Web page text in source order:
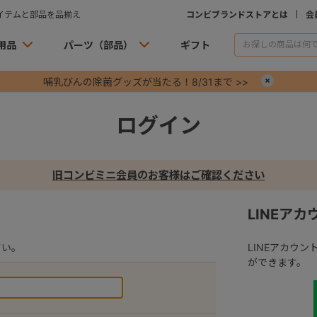
ムと部品を品揃え コンビブランドストアとは 会
品 パーツ（部品） ギフト
哺乳びんの除菌グッズが当たる！8/31まで >>
ログイン
旧コンビミニ会員のお客様はご確認ください
。
LINEアカ
LINEアカウン
ができます。